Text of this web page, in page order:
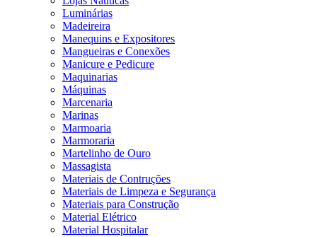
Luminárias
Madeireira
Manequins e Expositores
Mangueiras e Conexões
Manicure e Pedicure
Maquinarias
Máquinas
Marcenaria
Marinas
Marmoaria
Marmoraria
Martelinho de Ouro
Massagista
Materiais de Contruções
Materiais de Limpeza e Segurança
Materiais para Construção
Material Elétrico
Material Hospitalar